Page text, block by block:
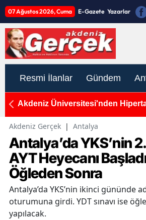
07 Ağustos 2026, Cuma E-Gazete Yazarlar
Resmi İlanlar Gündem
Akdeniz Üniversitesi'nden
Akdeniz Gerçek | Antalya
Antalya’da YKS’nin
AYT Heyecanı
Öğleden Sonra
Antalya’da YKS’nin ikinci gününde
oturumuna girdi. YDT sınavı ise
yapılacak.